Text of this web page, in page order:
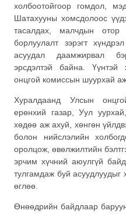
холбоотойгоор гомдол,
Шатахууны хомсдолоос
тасалдах, малчдын
борлуулалт зэрэгт
асуудал даамжирвал
эрсдэлтэй байна. Үүнтэй
онцгой комиссын шуурхай
Хуралдаанд Улсын
ерөнхий газар, Уул
хөдөө аж ахуй, хөнгөн
болон нийслэлийн
оролцож, өвөлжилтийн
эрчим хүчний аюулгүй
тулгамдаж буй асуудлуудыг
өглөө.
Өнөөдрийн байдлаар